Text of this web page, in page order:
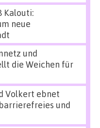
Kalouti:
neue
und
die Weichen für
Volkert ebnet
und